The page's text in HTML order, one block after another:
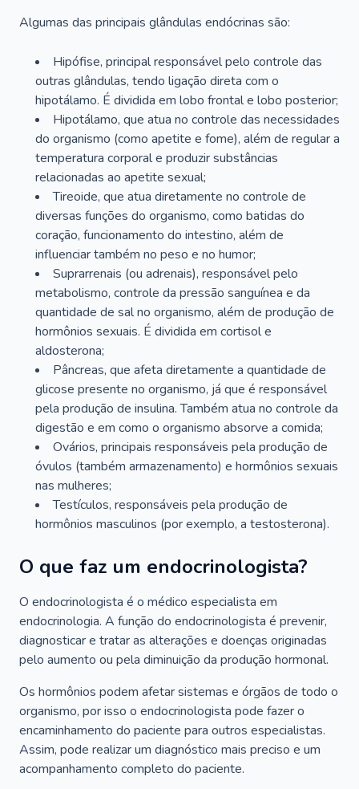
Algumas das principais glândulas endócrinas são:
Hipófise, principal responsável pelo controle das
outras glândulas, tendo ligação direta com o
hipotálamo. É dividida em lobo frontal e lobo posterior;
Hipotálamo, que atua no controle das necessidades
do organismo (como apetite e fome), além de regular a
temperatura corporal e produzir substâncias
relacionadas ao apetite sexual;
Tireoide, que atua diretamente no controle de
diversas funções do organismo, como batidas do
coração, funcionamento do intestino, além de
influenciar também no peso e no humor;
Suprarrenais (ou adrenais), responsável pelo
metabolismo, controle da pressão sanguínea e da
quantidade de sal no organismo, além de produção de
hormônios sexuais. É dividida em cortisol e
aldosterona;
Pâncreas, que afeta diretamente a quantidade de
glicose presente no organismo, já que é responsável
pela produção de insulina. Também atua no controle da
digestão e em como o organismo absorve a comida;
Ovários, principais responsáveis pela produção de
óvulos (também armazenamento) e hormônios sexuais
nas mulheres;
Testículos, responsáveis pela produção de
hormônios masculinos (por exemplo, a testosterona).
O que faz um endocrinologista?
O endocrinologista é o médico especialista em
endocrinologia. A função do endocrinologista é prevenir,
diagnosticar e tratar as alterações e doenças originadas
pelo aumento ou pela diminuição da produção hormonal.
Os hormônios podem afetar sistemas e órgãos de todo o
organismo, por isso o endocrinologista pode fazer o
encaminhamento do paciente para outros especialistas.
Assim, pode realizar um diagnóstico mais preciso e um
acompanhamento completo do paciente.